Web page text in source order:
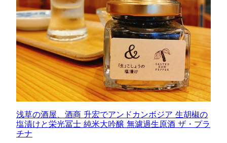
浅草の酒屋、酒商 升宏でアンドカンボジア 生胡椒の
塩漬けと栄光冨士 純米大吟醸 無濾過生原酒 ザ・プラ
チナ